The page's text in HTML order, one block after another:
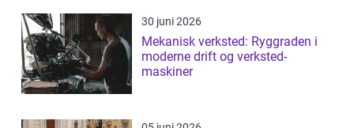
30 juni 2026
Mekanisk verksted: Ryggraden i
moderne drift og verksted-
maskiner